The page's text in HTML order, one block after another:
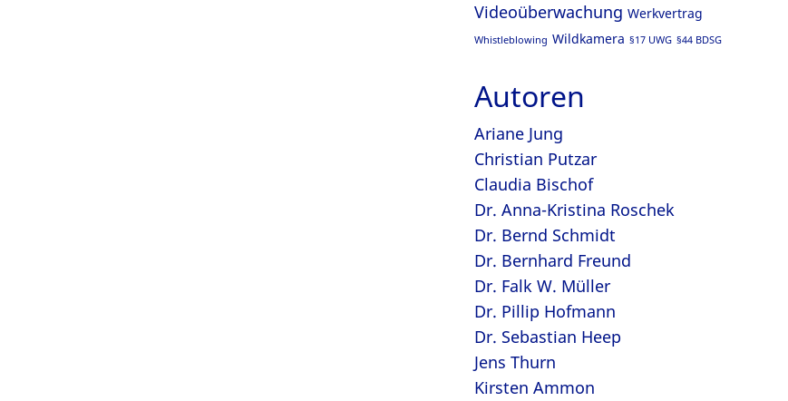
Videoüberwachung Werkvertrag
Whistleblowing Wildkamera §17 UWG §44 BDSG
Autoren
Ariane Jung
Christian Putzar
Claudia Bischof
Dr. Anna-Kristina Roschek
Dr. Bernd Schmidt
Dr. Bernhard Freund
Dr. Falk W. Müller
Dr. Pillip Hofmann
Dr. Sebastian Heep
Jens Thurn
Kirsten Ammon